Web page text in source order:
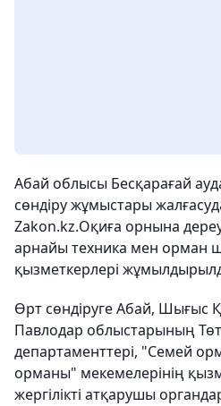
Абай облысы Бесқарағай
сөндіру жұмыстары
Zakon.kz.Оқиға орнына
арнайы техника мен орман
қызметкерлері
Өрт сөндіруге Абай, Шығыс
Павлодар облыстарының
департаменттері, "Семей
орманы" мекемелерінің
жергілікті атқарушы